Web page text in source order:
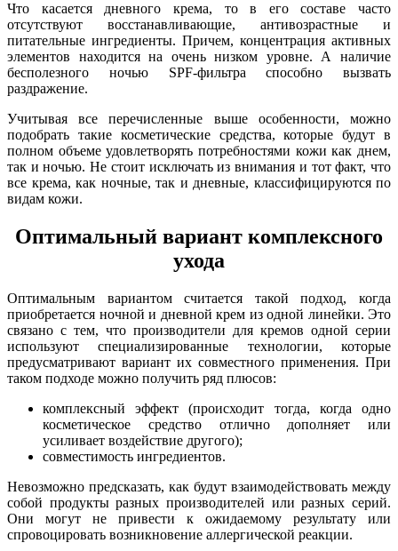
Что касается дневного крема, то в его составе часто
отсутствуют восстанавливающие, антивозрастные и
питательные ингредиенты. Причем, концентрация активных
элементов находится на очень низком уровне. А наличие
бесполезного ночью SPF-фильтра способно вызвать
раздражение.
Учитывая все перечисленные выше особенности, можно
подобрать такие косметические средства, которые будут в
полном объеме удовлетворять потребностями кожи как днем,
так и ночью. Не стоит исключать из внимания и тот факт, что
все крема, как ночные, так и дневные, классифицируются по
видам кожи.
Оптимальный вариант комплексного
ухода
Оптимальным вариантом считается такой подход, когда
приобретается ночной и дневной крем из одной линейки. Это
связано с тем, что производители для кремов одной серии
используют специализированные технологии, которые
предусматривают вариант их совместного применения. При
таком подходе можно получить ряд плюсов:
комплексный эффект (происходит тогда, когда одно
косметическое средство отлично дополняет или
усиливает воздействие другого);
совместимость ингредиентов.
Невозможно предсказать, как будут взаимодействовать между
собой продукты разных производителей или разных серий.
Они могут не привести к ожидаемому результату или
спровоцировать возникновение аллергической реакции.